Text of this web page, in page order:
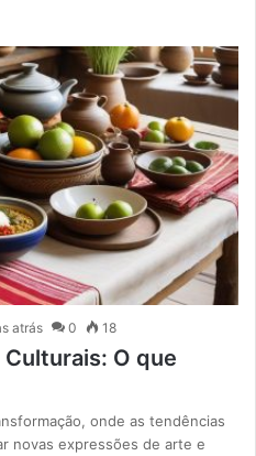
atrás 0 18
O que
onde as tendências
novas expressões de arte e